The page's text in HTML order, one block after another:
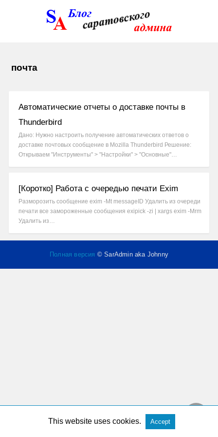
почта
Автоматические отчеты о доставке почты в
Thunderbird
Дано: Нужно настроить получение автоматических ответов о
доставке почтовых сообщение в Mozilla Thunderbird Решение:
Открываем "Инструменты" > "Настройки" > "Основные"…
[Коротко] Работа с очередью печати Exim
Разморозить сообщение exim -Mt messageID Удалить из очереди
печати все замороженные сообщения exipick -zi | xargs exim -Mrm
Удалить из…
Полная версия © SarAdmin aka Johnny
This website uses cookies. Accept